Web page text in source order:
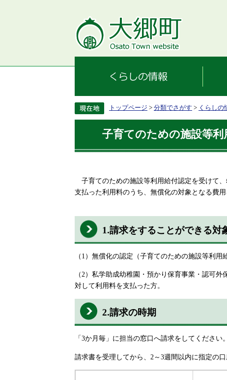
トップページ > 分類でさがす > くらしの
子育てのための施設等
子育てのための施設等利用給付認定を受けて
支払った利用料のうち、無償化の対象となる費用
1.請求をすることができる対
（1）無償化の認定（子育てのための施設等利
（2）私学助成幼稚園・預かり保育事業・認可
対して利用料を支払った方。
2.請求の時期
「3か月毎」に担当の窓口へ請求をしてください。
請求書を受理してから、2～3週間以内に指定の口